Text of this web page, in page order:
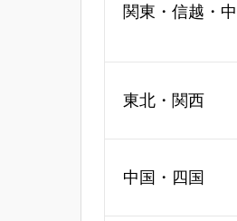
関東・信越・
東北・関西
中国・四国